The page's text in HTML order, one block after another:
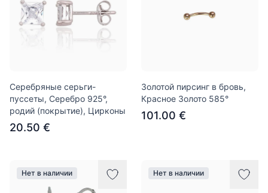
Серебряные серьги-
пуссеты, Серебро 925°,
родий (покрытие), Цирконы
20.50 €
Золотой пирсинг в бровь,
Красное Золото 585°
101.00 €
Нет в наличии Нет в наличии